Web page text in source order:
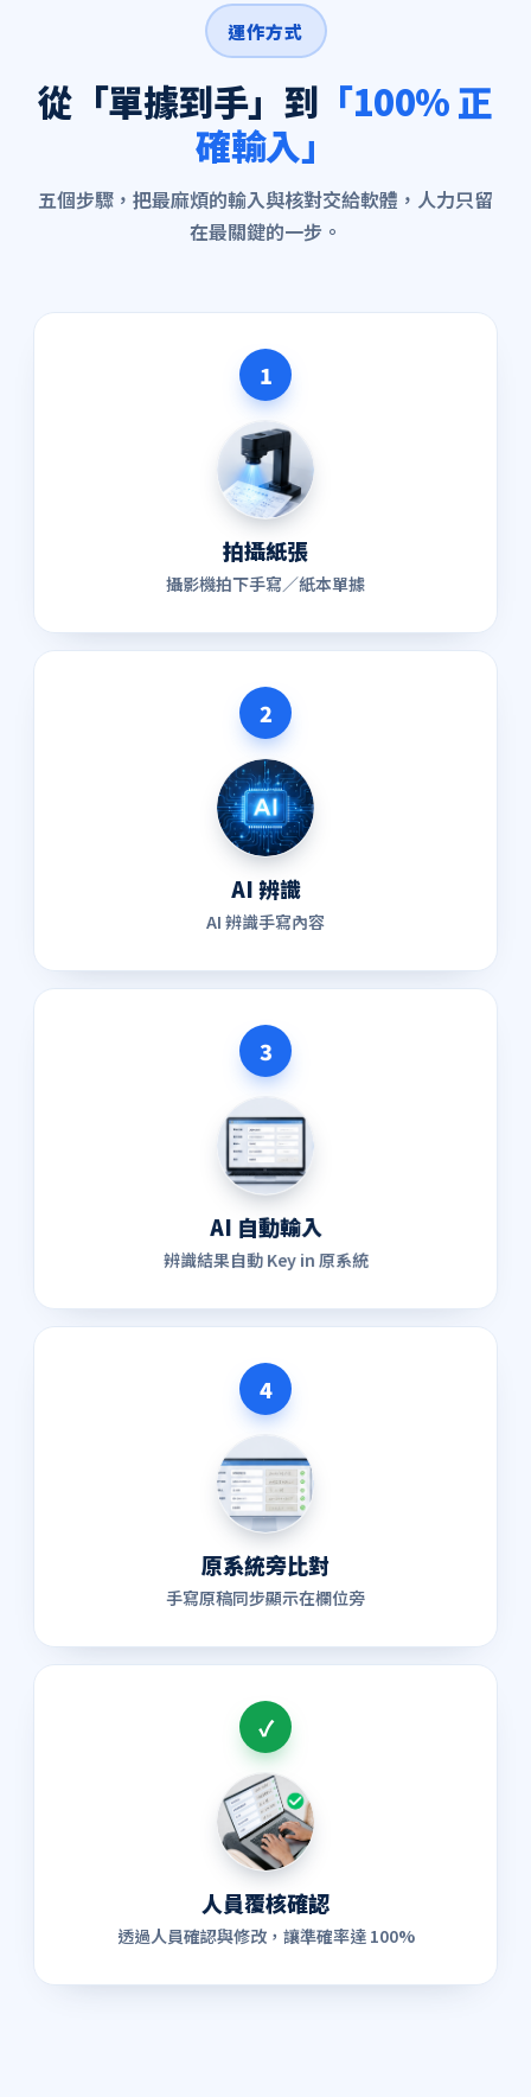
運作方式
從「單據到手」到 「100% 正
確輸入」
五個步驟，把最麻煩的輸入與核對交給軟體，人力只留
在最關鍵的一步。
1
拍攝紙張
攝影機拍下手寫／紙本單據
2
AI 辨識
AI 辨識手寫內容
3
AI 自動輸入
辨識結果自動 Key in 原系統
4
原系統旁比對
手寫原稿同步顯示在欄位旁
✓
人員覆核確認
透過人員確認與修改，讓準確率達 100%